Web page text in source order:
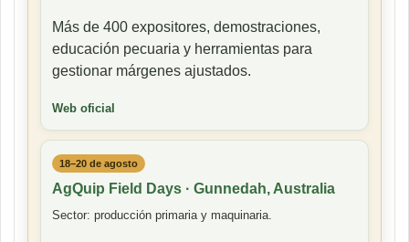
Más de 400 expositores, demostraciones,
educación pecuaria y herramientas para
gestionar márgenes ajustados.
Web oficial
18–20 de agosto
AgQuip Field Days · Gunnedah, Australia
Sector: producción primaria y maquinaria.